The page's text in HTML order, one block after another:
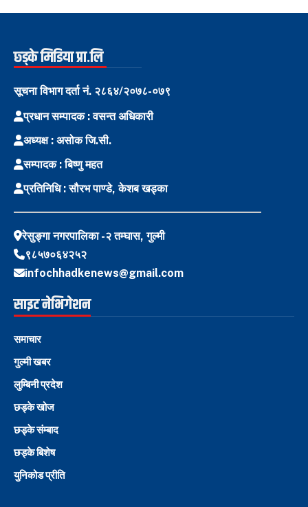
छ्ड्के मिडिया प्रा.लि
सूचना विभाग दर्ता नं. २८६४/२०७८-०७९
प्रधान सम्पादक : वसन्त अधिकारी
अध्यक्ष : असोक जि.सी.
सम्पादक : बिष्णु महत
प्रतिनिधि : सौरभ पाण्डे, केशब खड्का
रेसुङ्गा नगरपालिका -२ तम्घास, गुल्मी
९८५७०६४२५२
infochhadkenews@gmail.com
साइट नेभिगेशन
समाचार
गुल्मी खबर
लुम्बिनी प्रदेश
छड्के खोज
छड्के संम्बाद
छड्के बिशेष
युनिकोड प्रीति